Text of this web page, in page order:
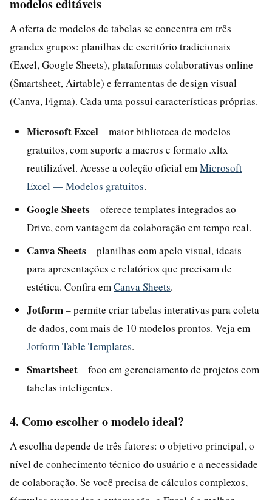
modelos editáveis
A oferta de modelos de tabelas se concentra em três
grandes grupos: planilhas de escritório tradicionais
(Excel, Google Sheets), plataformas colaborativas online
(Smartsheet, Airtable) e ferramentas de design visual
(Canva, Figma). Cada uma possui características próprias.
Microsoft Excel– maior biblioteca de modelos
gratuitos, com suporte a macros e formato .xltx
reutilizável. Acesse a coleção oficial em Microsoft
Excel — Modelos gratuitos.
Google Sheets – oferece templates integrados ao
Drive, com vantagem da colaboração em tempo real.
Canva Sheets – planilhas com apelo visual, ideais
para apresentações e relatórios que precisam de
estética. Confira em Canva Sheets.
Jotform– permite criar tabelas interativas para coleta
de dados, com mais de 10 modelos prontos. Veja em
Jotform Table Templates.
Smartsheet– foco em gerenciamento de projetos com
tabelas inteligentes.
4. Como escolher o modelo ideal?
A escolha depende de três fatores: o objetivo principal, o
nível de conhecimento técnico do usuário e a necessidade
de colaboração. Se você precisa de cálculos complexos,